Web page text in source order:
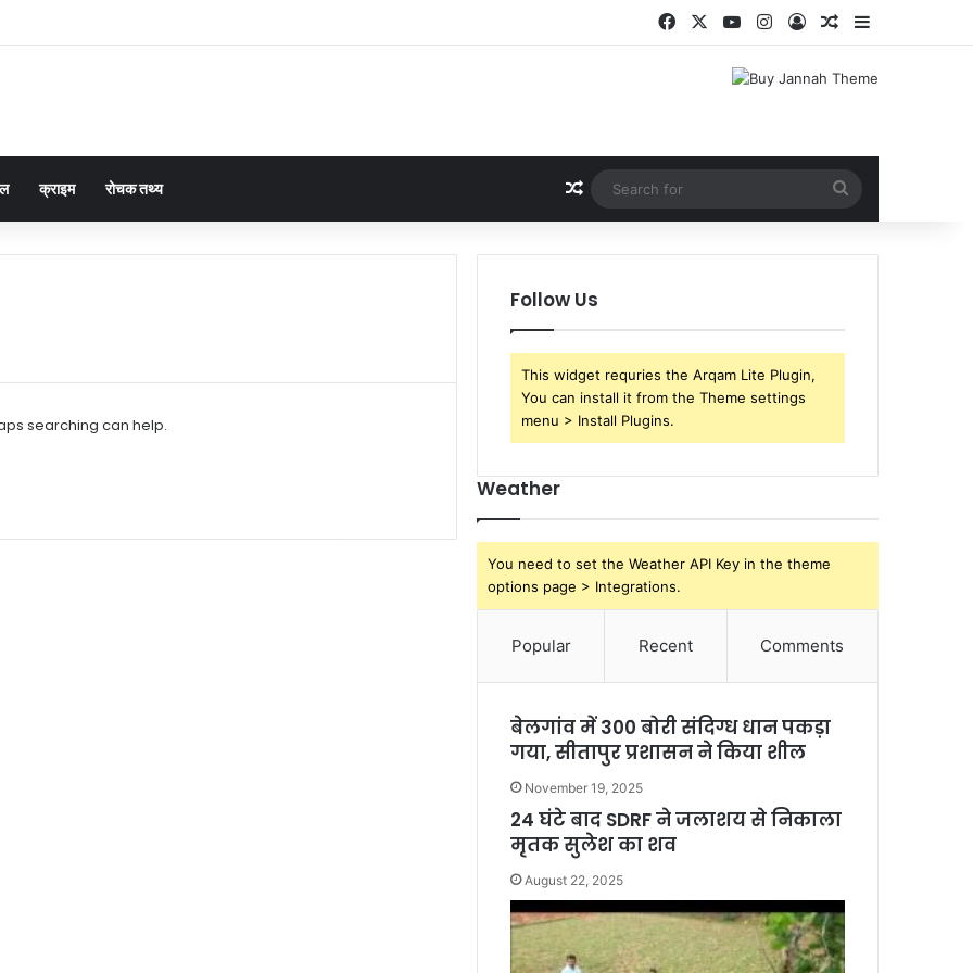
FacebookYouTubeInstagram
Log InRandom Article
Sidebar
क्राइम रोचक तथ्य Random Article
for
searching can help.
Follow Us
This widget requries the Arqam Lite Plugin,
You can install it from the Theme settings
menu > Install Plugins.
Weather
You need to set the Weather API Key in the theme
options page > Integrations.
Popular Recent Comments
बेलगांव में 300 बोरी संदिग्ध धान पकड़ा
गया, सीतापुर प्रशासन ने किया शील
November 19, 2025
24 घंटे बाद SDRF ने जलाशय से निकाला
मृतक सुलेश का शव
August 22, 2025